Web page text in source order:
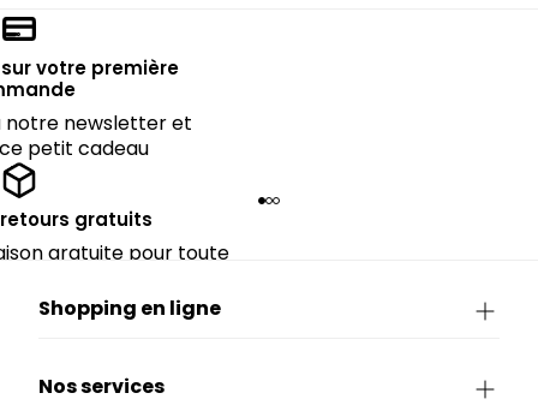
votre première
notre newsletter et
petit cadeau
gratuits
gratuite pour toute
Shopping en ligne
Nos services